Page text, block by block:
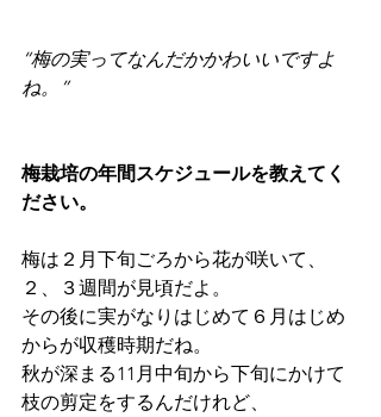
“梅の実ってなんだかかわいいですよ
ね。”
梅栽培の年間スケジュールを教えてく
ださい。
梅は２月下旬ごろから花が咲いて、
２、３週間が見頃だよ。
その後に実がなりはじめて６月はじめ
からが収穫時期だね。
秋が深まる11月中旬から下旬にかけて
枝の剪定をするんだけれど、